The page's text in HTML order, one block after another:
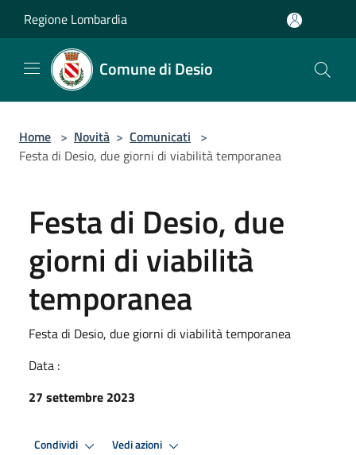
Regione Lombardia
Comune di Desio
Home > Novità > Comunicati >
Festa di Desio, due giorni di viabilità temporanea
Festa di Desio, due
giorni di viabilità
temporanea
Festa di Desio, due giorni di viabilità temporanea
Data :
27 settembre 2023
Condividi Vedi azioni